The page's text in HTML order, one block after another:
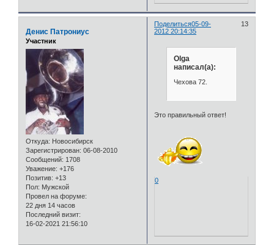
Поделиться 13
05-09-
2012 20:14:35
Денис Патрониус
Участник
Откуда: Новосибирск
Зарегистрирован: 06-08-2010
Сообщений: 1708
Уважение: +176
Позитив: +13
Пол: Мужской
Провел на форуме:
22 дня 14 часов
Последний визит:
16-02-2021 21:56:10
Olga
написал(а):
Чехова 72.
Это правильный ответ!
0